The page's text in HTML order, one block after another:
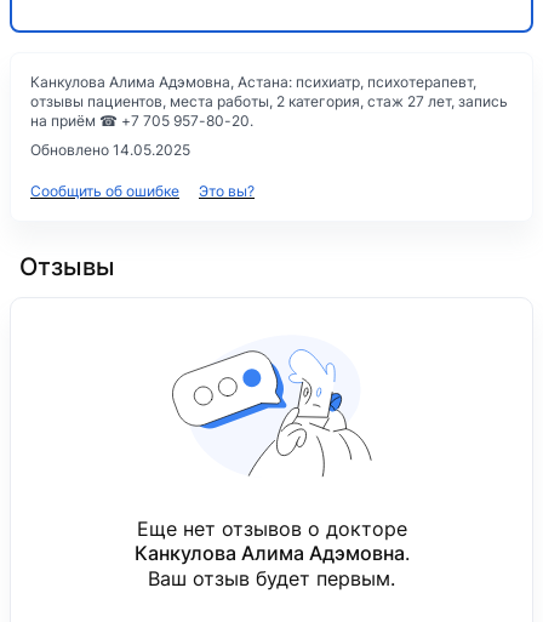
Канкулова Алима Адэмовна, Астана: психиатр, психотерапевт,
отзывы пациентов, места работы, 2 категория, стаж 27 лет, запись
на приём ☎ +7 705 957-80-20.
Обновлено 14.05.2025
Сообщить об ошибке Это вы?
Отзывы
Еще нет отзывов о докторе
Канкулова Алима Адэмовна.
Ваш отзыв будет первым.